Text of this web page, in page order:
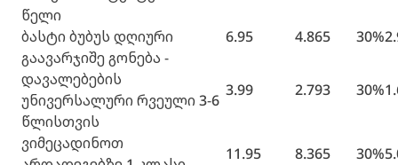
წელი
ბასტი ბუბუს დღიური 6.95 4.865 30%
გაავარჯიშე გონება -
დავალებების
უნივერსალური რვეული 3-6
წლისთვის
3.99 2.793 30%
ვიმეცადინოთ
11.95 8.365 30%